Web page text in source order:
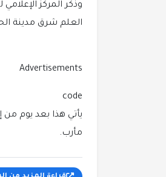
وذكر المركز
العلم شرق مدينة
Advertisements
code
يأتي هذا بعد يوم
مأرب.